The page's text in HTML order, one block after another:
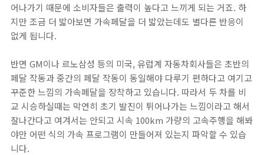
어나가기 때문에 소비자들은 출력이 높다고 느끼게 되는 거죠. 하
지만 조금 더 밟아보면 가속페달을 더 밟았는데도 별다른 반응이
없게 됩니다.
반면 GM이나 르노삼성 등의 미국, 유럽계 자동차회사들은 초반의
페달 작동과 중간의 페달 작동이 동일해야 다루기 편하다고 여기고
꾸준한 느낌의 가속페달을 장착하고 있습니다. 따라서 두 차를 비
교 시승하실때는 막연히 초기 발진이 튀어나가는 느낌이라고 해서
잘나간다고 여겨서는 안되고 시속 100km 가량의 고속주행을 해봐
야만 어떤 식의 가속 프로그램이 만들어져 있는지 파악할 수 있습
니다.